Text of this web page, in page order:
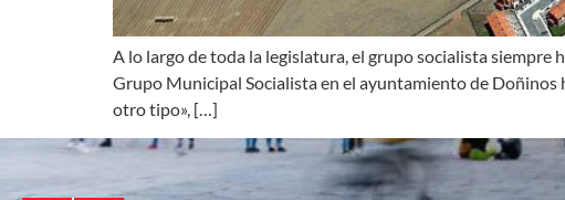
A lo largo de toda la legislatura, el grupo socialista
Grupo Municipal Socialista en el ayuntamiento de Doñinos
otro tipo», […]